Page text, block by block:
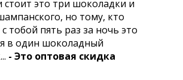
стоит это три шоколадки и
но тому, кто
тобой пять раз за ночь это
в один шоколадный
- Это оптовая скидка